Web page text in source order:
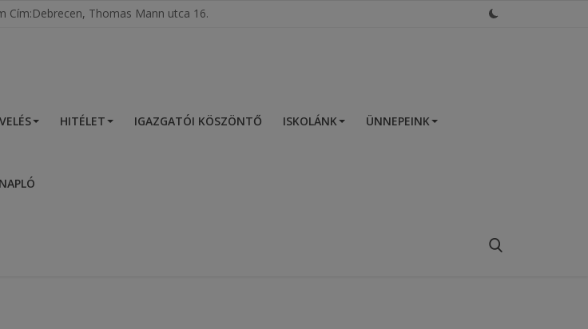
Cím:Debrecen, Thomas Mann utca 16.
HITÉLET IGAZGATÓI KÖSZÖNTŐ ISKOLÁNK ÜNNEPEINK